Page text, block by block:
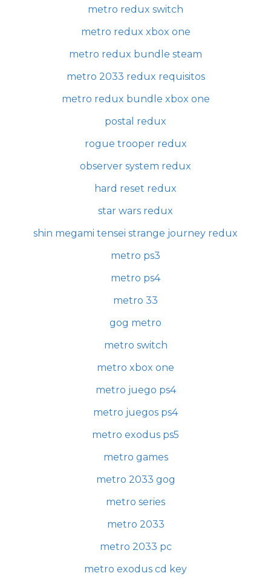
metro redux switch
metro redux xbox one
metro redux bundle steam
metro 2033 redux requisitos
metro redux bundle xbox one
postal redux
rogue trooper redux
observer system redux
hard reset redux
star wars redux
shin megami tensei strange journey redux
metro ps3
metro ps4
metro 33
gog metro
metro switch
metro xbox one
metro juego ps4
metro juegos ps4
metro exodus ps5
metro games
metro 2033 gog
metro series
metro 2033
metro 2033 pc
metro exodus cd key